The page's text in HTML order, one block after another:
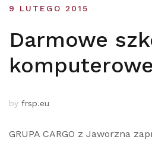
9 LUTEGO 2015
Darmowe
komputerowe
by frsp.eu
GRUPA CARGO z Jaworzna